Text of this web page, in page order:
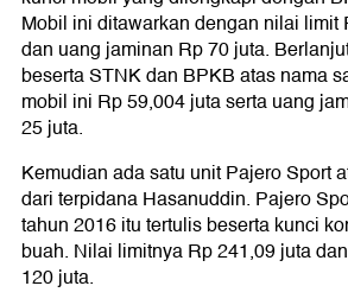
Mobil ini ditawarkan dengan nilai limit
dan uang jaminan Rp 70 juta.
beserta STNK dan BPKB atas nama
mobil ini Rp 59,004 juta serta uang
25 juta.
Kemudian ada satu unit Pajero Sport
dari terpidana Hasanuddin. Pajero
tahun 2016 itu tertulis beserta kunci
buah. Nilai limitnya Rp 241,09 juta
120 juta.